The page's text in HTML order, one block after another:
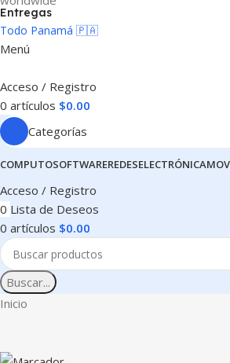
Entregas
Todo Panamá 🇵🇦
Menú
Acceso / Registro
0 artículos $0.00
Categorías
COMPUTOSOFTWAREREDESELECTRÓNICA
Acceso / Registro
0 Lista de Deseos
0 artículos $0.00
Buscar...
Inicio